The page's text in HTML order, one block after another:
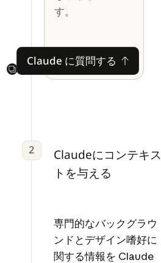
す。
Next
Claude に質問する
Claude に質問する
2
Claudeにコンテキス
トを与える
専門的なバックグラウ
ンドとデザイン嗜好に
関する情報を Claude